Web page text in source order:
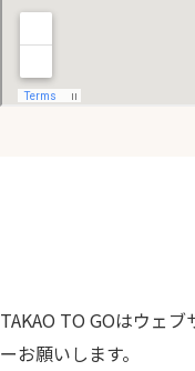
TAKAO TO GOはウェブ
ーお願いします。